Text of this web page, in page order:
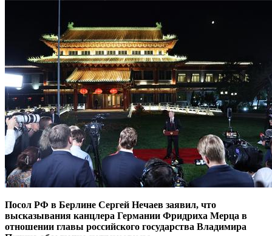
Посол РФ в Берлине Сергей Нечаев заявил, что
высказывания канцлера Германии Фридриха Мерца в
отношении главы российского государства Владимира